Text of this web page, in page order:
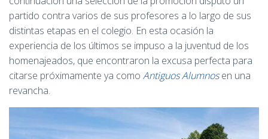
partido contra varios de sus profesores a lo largo de sus
distintas etapas en el colegio. En esta ocasión la
experiencia de los últimos se impuso a la juventud de los
homenajeados, que encontraron la excusa perfecta para
citarse próximamente ya como Antiguos Alumnos en una
revancha.